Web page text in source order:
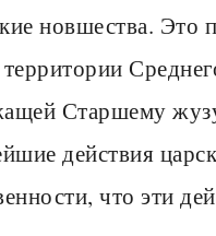
новшества. Это
Старшему
действия
что эти